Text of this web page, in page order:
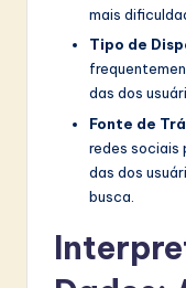
mais
Tipo de
das dos
Fonte de
redes
das dos
busca.